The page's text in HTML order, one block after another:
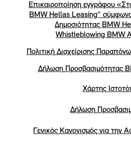
Επικαιροποίηση εγγράφου
BMW Hellas Leasing”
Δημοσιότητας BMW
Whistleblowing BMW
Πολιτική Διαχείρισης
Δήλωση Προσβασιμότητας
Χάρτης
Δήλωση
Γενικός Κανονισμός για την